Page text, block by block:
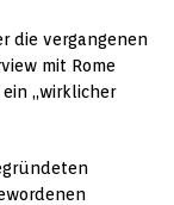
die vergangenen
mit Rome
„wirklicher